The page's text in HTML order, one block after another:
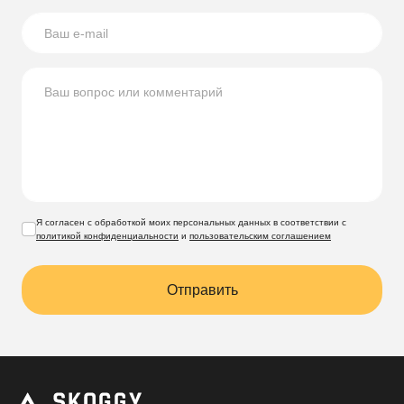
вашем участке.
Я согласен с обработкой моих персональных данных в соответствии с
политикой конфиденциальности и пользовательским соглашением
Отправить